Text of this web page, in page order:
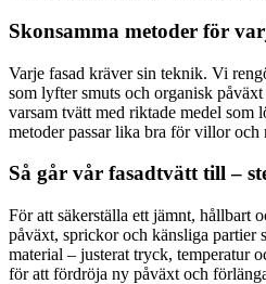
Skonsamma metoder för
Varje fasad kräver sin teknik. Vi
som lyfter smuts och organisk
varsam tvätt med riktade medel som
metoder passar lika bra för villor och
Så går vår fasadtvätt till –
För att säkerställa ett jämnt, hållbart
påväxt, sprickor och känsliga partier
material – justerat tryck, temperatur
för att fördröja ny påväxt och